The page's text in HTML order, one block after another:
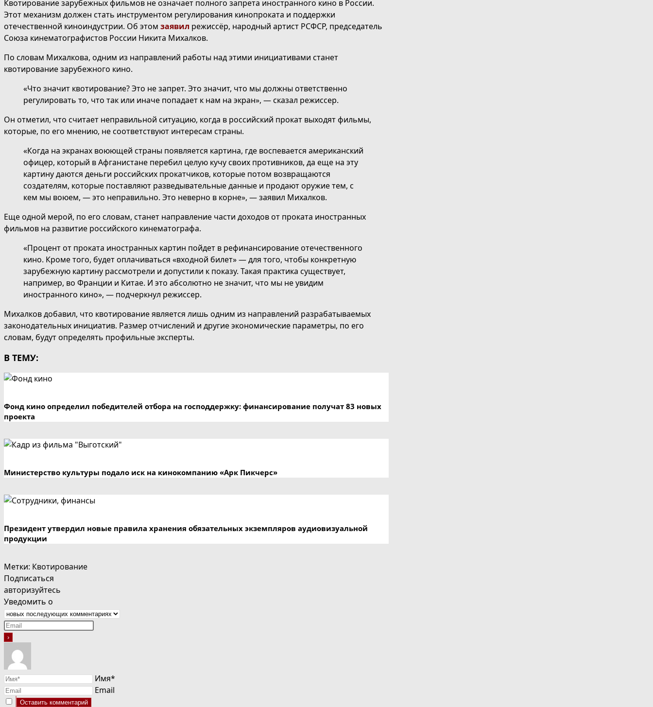
Квотирование зарубежных фильмов не означает полного запрета иностранного кино в России.
Этот механизм должен стать инструментом регулирования кинопроката и поддержки
отечественной киноиндустрии. Об этом заявил режиссёр, народный артист РСФСР, председатель
Союза кинематографистов России Никита Михалков.
По словам Михалкова, одним из направлений работы над этими инициативами станет
квотирование зарубежного кино.
«Что значит квотирование? Это не запрет. Это значит, что мы должны ответственно
регулировать то, что так или иначе попадает к нам на экран», — сказал режиссер.
Он отметил, что считает неправильной ситуацию, когда в российский прокат выходят фильмы,
которые, по его мнению, не соответствуют интересам страны.
«Когда на экранах воюющей страны появляется картина, где воспевается американский
офицер, который в Афганистане перебил целую кучу своих противников, да еще на эту
картину даются деньги российских прокатчиков, которые потом возвращаются
создателям, которые поставляют разведывательные данные и продают оружие тем, с
кем мы воюем, — это неправильно. Это неверно в корне», — заявил Михалков.
Еще одной мерой, по его словам, станет направление части доходов от проката иностранных
фильмов на развитие российского кинематографа.
«Процент от проката иностранных картин пойдет в рефинансирование отечественного
кино. Кроме того, будет оплачиваться «входной билет» — для того, чтобы конкретную
зарубежную картину рассмотрели и допустили к показу. Такая практика существует,
например, во Франции и Китае. И это абсолютно не значит, что мы не увидим
иностранного кино», — подчеркнул режиссер.
Михалков добавил, что квотирование является лишь одним из направлений разрабатываемых
законодательных инициатив. Размер отчислений и другие экономические параметры, по его
словам, будут определять профильные эксперты.
В ТЕМУ:
Фонд кино определил победителей отбора на господдержку: финансирование получат 83 новых
проекта
Министерство культуры подало иск на кинокомпанию «Арк Пикчерс»
Президент утвердил новые правила хранения обязательных экземпляров аудиовизуальной
продукции
Метки: Квотирование
Подписаться
авторизуйтесь
Уведомить о
Имя*
Email